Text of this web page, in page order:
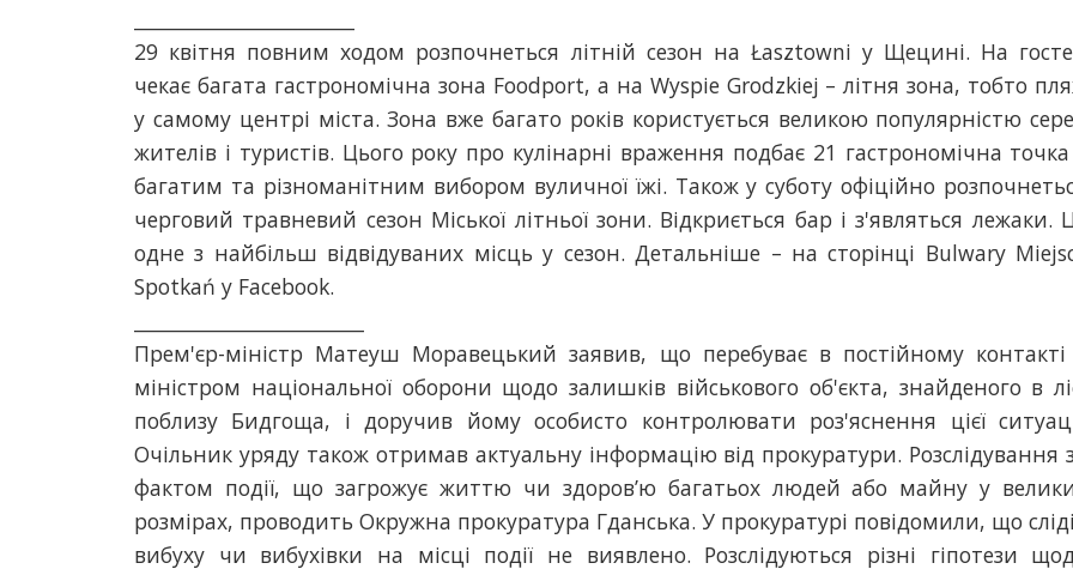
29 квітня повним ходом розпочнеться літній сезон на Łasztowni у Щецині. На
чекає багата гастрономічна зона Foodport, а на Wyspie Grodzkiej – літня зона, тобто
у самому центрі міста. Зона вже багато років користується великою популярністю
жителів і туристів. Цього року про кулінарні враження подбає 21 гастрономічна
багатим та різноманітним вибором вуличної їжі. Також у суботу офіційно
черговий травневий сезон Міської літньої зони. Відкриється бар і з'являться лежаки.
одне з найбільш відвідуваних місць у сезон. Детальніше – на сторінці Bulwary
Spotkań у Facebook.
Прем'єр-міністр Матеуш Моравецький заявив, що перебуває в постійному
міністром національної оборони щодо залишків військового об'єкта, знайденого в
поблизу Бидгоща, і доручив йому особисто контролювати роз'яснення цієї
Очільник уряду також отримав актуальну інформацію від прокуратури. Розслідування
фактом події, що загрожує життю чи здоров’ю багатьох людей або майну у
розмірах, проводить Окружна прокуратура Гданська. У прокуратурі повідомили, що
вибуху чи вибухівки на місці події не виявлено. Розслідуються різні гіпотези